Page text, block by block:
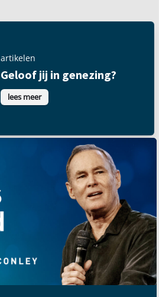
artikelen
Geloof jij in genezing?
lees meer